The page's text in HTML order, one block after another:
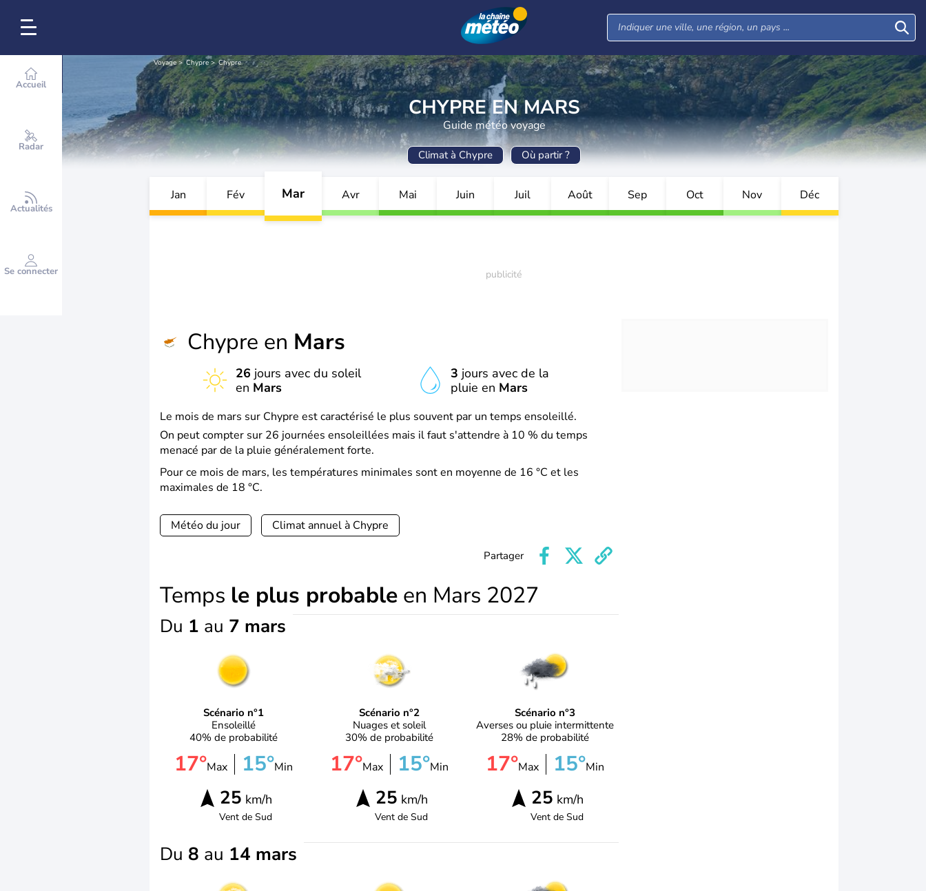
Accueil
Radar
Actualités
Se connecter
Voyage Chypre Chypre
CHYPRE EN MARS
Guide météo voyage
Climat à Chypre Où partir ?
Jan Fév Mar Avr Mai Juin Juil Août Sep Oct Nov Déc
Chypre en Mars
26 jours avec du soleil
en Mars
3 jours avec de la
pluie en Mars
Le mois de mars sur Chypre est caractérisé le plus souvent par un temps ensoleillé.
On peut compter sur 26 journées ensoleillées mais il faut s'attendre à 10 % du temps
menacé par de la pluie généralement forte.
Pour ce mois de mars, les températures minimales sont en moyenne de 16 °C et les
maximales de 18 °C.
Météo du jour Climat annuel à Chypre
Partager
Temps le plus probable en Mars 2027
Du 1 au 7 mars
Scénario n°1
Ensoleillé
40% de probabilité
17°Max 15°Min
25 km/h
Vent deSud
Scénario n°2
Nuages et soleil
30% de probabilité
17°Max 15°Min
25 km/h
Vent deSud
Scénario n°3
Averses ou pluie intermittente
28% de probabilité
17°Max 15°Min
25 km/h
Vent deSud
Du 8 au 14 mars